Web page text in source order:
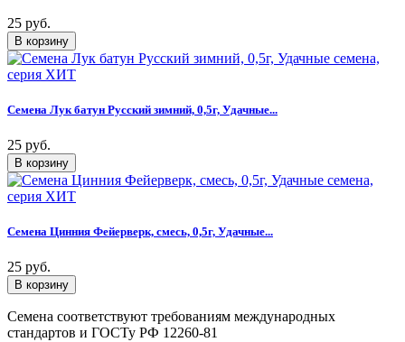
25 руб.
Семена Лук батун Русский зимний, 0,5г, Удачные...
25 руб.
Семена Цинния Фейерверк, смесь, 0,5г, Удачные...
25 руб.
Семена соответствуют требованиям международных
стандартов и ГОСТу РФ 12260-81